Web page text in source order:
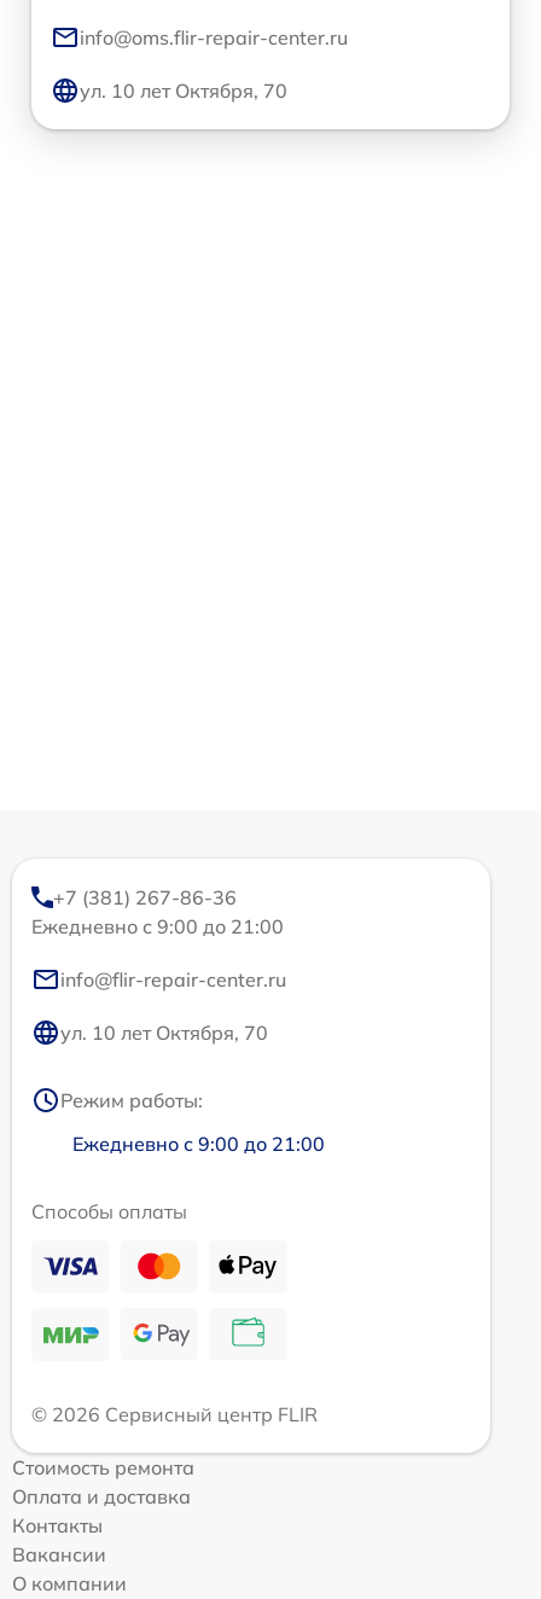
info@oms.flir-repair-center.ru
ул. 10 лет Октября, 70
+7 (381) 267-86-36
Ежедневно с 9:00 до 21:00
info@flir-repair-center.ru
ул. 10 лет Октября, 70
Режим работы:
Ежедневно с 9:00 до 21:00
Способы оплаты
© 2026 Сервисный центр FLIR
Стоимость ремонта
Оплата и доставка
Контакты
Вакансии
О компании